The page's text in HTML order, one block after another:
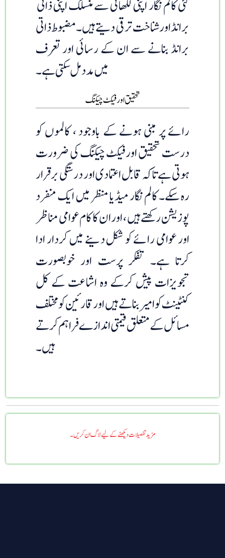
برانڈ اور شناخت ترقی دیتے ہیں۔ مضبوط ذاتی
برانڈ بنانے سے ان کے رسائی اور تعرف
میں مدد مل سکتی ہے۔
تحقیق اور فیکٹ چیکنگ
رائے پر مبنی ہونے کے باوجود ، کالموں کو
درست تحقیق اور فیکٹ چیکنگ کی ضرورت
ہوتی ہے تاکہ قابل اعتمادی اور درستگی برقرار
رہ سکے۔ کالم نگار میڈیا منظر میں ایک منفرد
پوزیشن رکھتے ہیں ، اور ان کا کام عوامی مناظر
اور عوامی رائے کو شکل دینے میں کردار ادا
کرتا ہے۔ تفکر پرست اور خوبصورت
تجویزات پیش کرکے وہ اشاعت کے کل
کنٹینٹ کو امیر بناتے ہیں اور قارئین کو مختلف
مسائل کے متعلق قیمتی اندازے فراہم کرتے
ہیں۔
مزید تفصیلات دیکھنے کے لیے لاگ ان کریں۔